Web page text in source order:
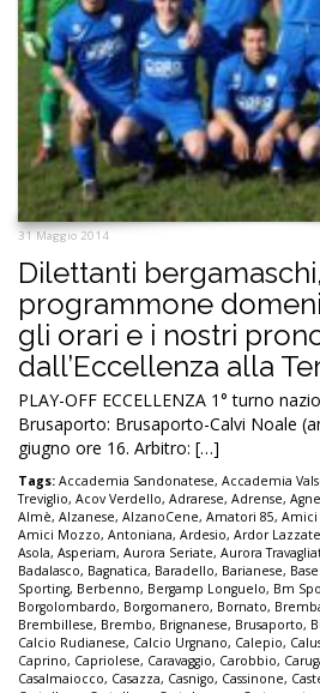
31 Maggio 2014
Dilettanti
programmone
gli orari e i nostri
dall’Eccellenza alla
PLAY-OFF ECCELLENZA 1° turno
Brusaporto: Brusaporto-Calvi Noale
giugno ore 16. Arbitro: […]
Tags: Accademia Sandonatese, Accademia
Treviglio, Acov Verdello, Adrarese, Adrense,
Almè, Alzanese, AlzanoCene, Amatori 85, Amici
Amici Mozzo, Antoniana, Ardesio, Ardor Lazzate
Asola, Asperiam, Aurora Seriate, Aurora
Badalasco, Bagnatica, Baradello, Barianese,
Sporting, Berbenno, Bergamp Longuelo, Bm
Borgolombardo, Borgomanero, Bornato,
Brembillese, Brembo, Brignanese, Brusaporto,
Calcio Rudianese, Calcio Urgnano, Calepio,
Caprino, Capriolese, Caravaggio, Carobbio,
Casalmaiocco, Casazza, Casnigo, Cassinone,